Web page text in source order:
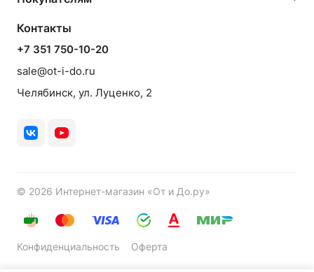
Контакты
+7 351 750-10-20
sale@ot-i-do.ru
Челябинск, ул. Луценко, 2
© 2026 Интернет-магазин «От и До.ру»
Конфиденциальность Оферта